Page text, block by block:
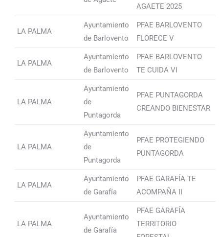
AGAETE 2025
LA PALMA
Ayuntamiento
de Barlovento
PFAE BARLOVENTO
FLORECE V
LA PALMA
Ayuntamiento
de Barlovento
PFAE BARLOVENTO
TE CUIDA VI
LA PALMA
Ayuntamiento
de
Puntagorda
PFAE PUNTAGORDA
CREANDO BIENESTAR
LA PALMA
Ayuntamiento
de
Puntagorda
PFAE PROTEGIENDO
PUNTAGORDA
LA PALMA
Ayuntamiento
de Garafía
PFAE GARAFÍA TE
ACOMPAÑA II
LA PALMA
Ayuntamiento
de Garafía
PFAE GARAFÍA
TERRITORIO